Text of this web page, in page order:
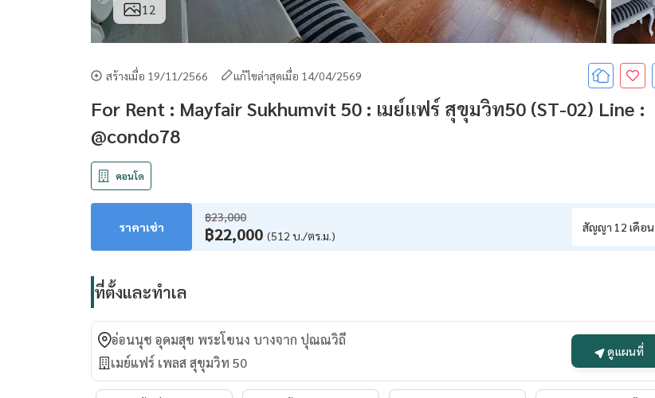
12
สร้างเมื่อ 19/11/2566 แก้ไขล่าสุดเมื่อ 14/04/2569
For Rent : Mayfair Sukhumvit 50 : เมย์แฟร์ สุขุมวิท50 (ST-02) Line :
@condo78
คอนโด
ราคาเช่า
฿23,000
฿22,000 (512 บ./ตร.ม.)
สัญญา 12 เดือน
ที่ตั้งและทำเล
อ่อนนุช อุดมสุข พระโขนง บางจาก ปุณณวิถี
เมย์แฟร์ เพลส สุขุมวิท 50
ดูแผนที่